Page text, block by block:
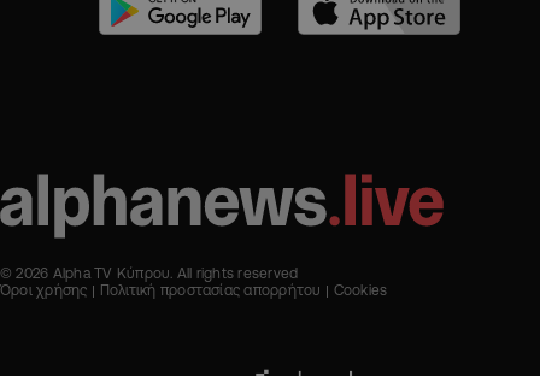
© 2026 Alpha TV Κύπρου. All rights reserved
Όροι χρήσης
Πολιτική προστασίας απορρήτου Cookies